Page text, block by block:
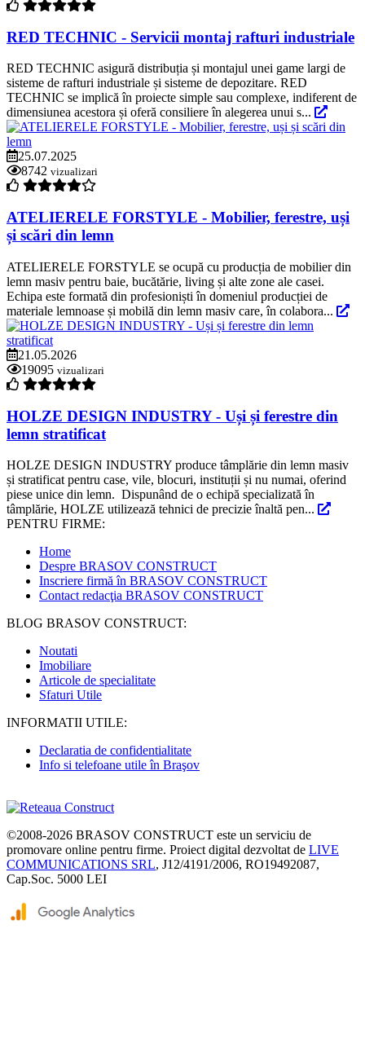
RED TECHNIC - Servicii montaj rafturi industriale
RED TECHNIC asigură distribuția și montajul unei game largi de
sisteme de rafturi industriale și sisteme de depozitare. RED
TECHNIC se implică în proiecte simple sau complexe, indiferent de
dimensiunea acestora și oferă consiliere în alegerea unui s...
25.07.2025
8742 vizualizari
ATELIERELE FORSTYLE - Mobilier, ferestre, uși
și scări din lemn
ATELIERELE FORSTYLE se ocupă cu producția de mobilier din
lemn masiv pentru baie, bucătărie, living și alte zone ale casei.
Echipa este formată din profesioniști în domeniul producției de
materiale lemnoase și mobilă din lemn masiv care, în colabora...
21.05.2026
19095 vizualizari
HOLZE DESIGN INDUSTRY - Uși și ferestre din
lemn stratificat
HOLZE DESIGN INDUSTRY produce tâmplărie din lemn masiv
și stratificat pentru case, vile, blocuri, instituții și nu numai, oferind
piese unice din lemn. Dispunând de o echipă specializată în
tâmplărie, HOLZE utilizează tehnici de precizie înaltă pen...
PENTRU FIRME:
Home
Despre BRASOV CONSTRUCT
Inscriere firmă în BRASOV CONSTRUCT
Contact redacţia BRASOV CONSTRUCT
BLOG BRASOV CONSTRUCT:
Noutati
Imobiliare
Articole de specialitate
Sfaturi Utile
INFORMATII UTILE:
Declaratia de confidentialitate
Info si telefoane utile în Braşov
©2008-2026 BRASOV CONSTRUCT este un serviciu de
promovare online pentru firme. Proiect digital dezvoltat de LIVE
COMMUNICATIONS SRL, J12/4191/2006, RO19492087,
Cap.Soc. 5000 LEI